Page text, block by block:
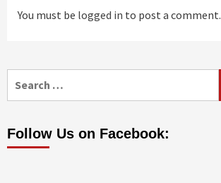
You must be logged in to post a comment.
for:
Follow Us on Facebook: